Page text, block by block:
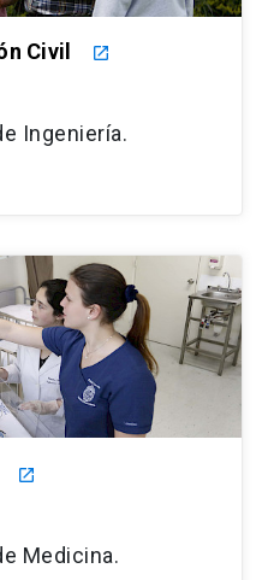
Civil launch
Ingeniería.
launch
Medicina.